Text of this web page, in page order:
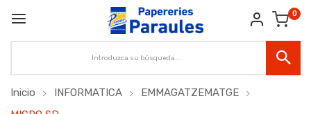
0
Inicio INFORMATICA
EMMAGATZEMATGE